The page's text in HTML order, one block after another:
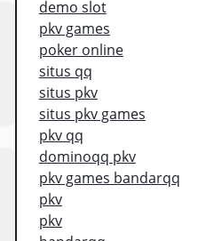
demo slot
pkv games
poker online
situs qq
situs pkv
situs pkv games
pkv qq
dominoqq pkv
pkv games bandarqq
pkv
pkv